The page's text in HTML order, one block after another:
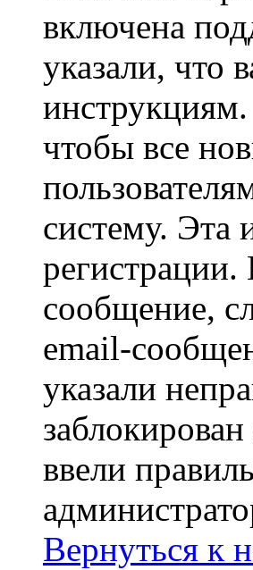
включена
указали, что
чтобы все
систему. Эта
сообщение,
email-
указали
ввели
Вернуться к